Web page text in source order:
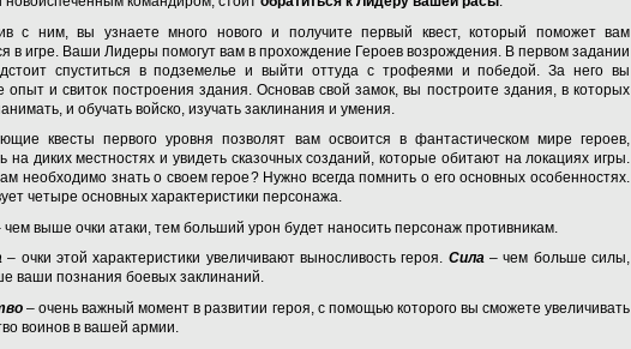
с ним, вы узнаете много нового и получите первый квест, который поможет вам
в игре. Ваши Лидеры помогут вам в прохождение Героев возрождения. В первом задании
спуститься в подземелье и выйти оттуда с трофеями и победой. За него вы
опыт и свиток построения здания. Основав свой замок, вы построите здания, в которых
и обучать войско, изучать заклинания и умения.
квесты первого уровня позволят вам освоится в фантастическом мире героев,
на диких местностях и увидеть сказочных созданий, которые обитают на локациях игры.
необходимо знать о своем герое? Нужно всегда помнить о его основных особенностях.
четыре основных характеристики персонажа.
чем выше очки атаки, тем больший урон будет наносить персонаж противникам.
– очки этой характеристики увеличивают выносливость героя. Сила– чем больше силы,
ваши познания боевых заклинаний.
– очень важный момент в развитии героя, с помощью которого вы сможете увеличивать
воинов в вашей армии.